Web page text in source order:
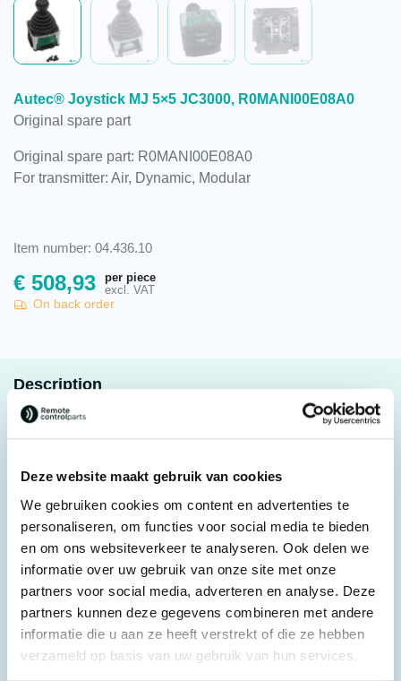
Deze website maakt gebruik van cookies
We gebruiken cookies om content en advertenties te
personaliseren, om functies voor social media te bieden
en om ons websiteverkeer te analyseren. Ook delen we
informatie over uw gebruik van onze site met onze
partners voor social media, adverteren en analyse. Deze
partners kunnen deze gegevens combineren met andere
informatie die u aan ze heeft verstrekt of die ze hebben
verzameld op basis van uw gebruik van hun services.
Autec® Joystick MJ 5×5 JC3000, R0MANI00E08A0
Original spare part
Original spare part: R0MANI00E08A0
For transmitter: Air, Dynamic, Modular
Item number: 04.436.10
€ 508,93
per piece
excl. VAT
On back order
Description
Autec® Joystick MJ 5×5 JC3000, R0MANI00E08A0
Suitable for:
Autec® series: Air, Dynamic, Modular
Autec® models: AJM, AJR, AJS, FJM, FJR, FJS, MJ
Original spare part: R0MANI00E08A0